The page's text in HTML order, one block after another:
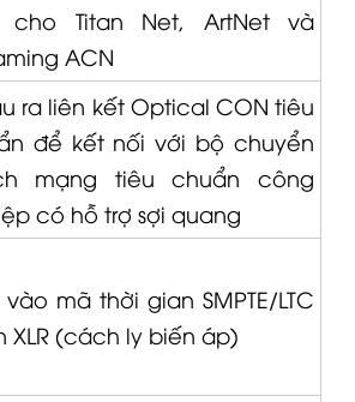
cho Titan Net, ArtNet và
ACN
ra liên kết Optical CON tiêu
để kết nối với bộ chuyển
mạng tiêu chuẩn công
có hỗ trợ sợi quang
mã thời gian SMPTE/LTC
XLR (cách ly biến áp)